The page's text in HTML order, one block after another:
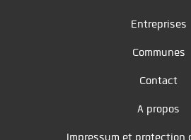
Entreprises
Communes
Contact
A propos
Impressum et protection